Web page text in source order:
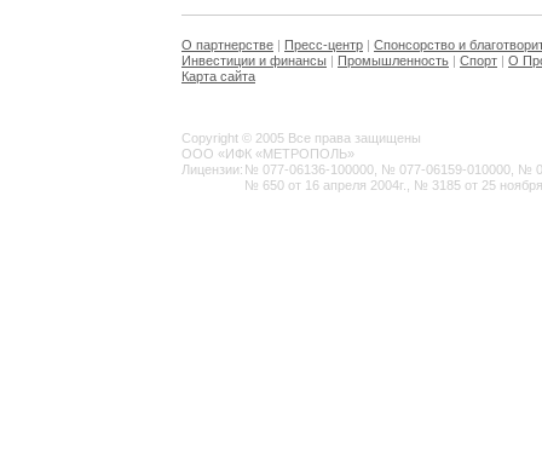
О партнерстве | Пресс-центр | Спонсорство и
Инвестиции и финансы | Промышленность | Спорт | О
Карта сайта
Copyright © 2005 Все права защищены
ООО «ИФК «МЕТРОПОЛЬ»
Лицензии: № 077-06136-100000, № 077-06159-010000, №
№ 650 от 16 апреля 2004г., № 3185 от 25